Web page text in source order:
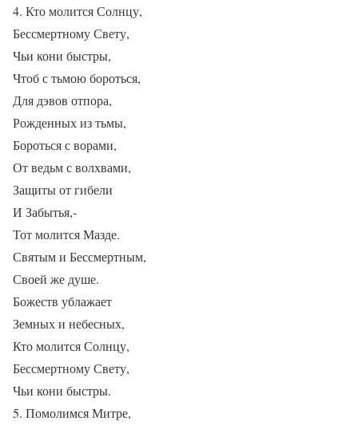
4. Кто молится Солнцу,
Бессмертному Свету,
Чьи кони быстры,
Чтоб с тьмою бороться,
Для дэвов отпора,
Рожденных из тьмы,
Бороться с ворами,
От ведьм с волхвами,
Защиты от гибели
И Забытья,-
Тот молится Мазде.
Святым и Бессмертным,
Своей же душе.
Божеств ублажает
Земных и небесных,
Кто молится Солнцу,
Бессмертному Свету,
Чьи кони быстры.
5. Помолимся Митре,